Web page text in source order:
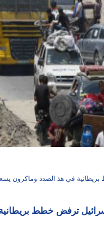
في هذ الصدد وماكرون يسعى
ترفض خطط